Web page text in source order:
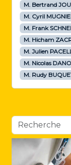
M. Bertrand
M. Cyril
M. Frank
M. Hicham
M. Julien
M. Nicolas
M. Rudy